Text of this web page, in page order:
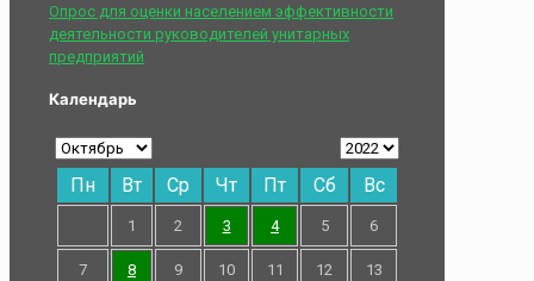
Опрос для оценки населением эффективности
деятельности руководителей унитарных
предприятий
Календарь
Пн Вт Ср Чт Пт Сб Вс
1 2 3 4 5 6
7 8 9 10 11 12 13